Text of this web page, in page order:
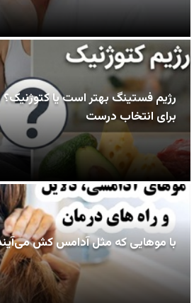
رژیم فستینگ بهتر است یا
برای انتخاب درست
با موهایی که مثل آدامس کش